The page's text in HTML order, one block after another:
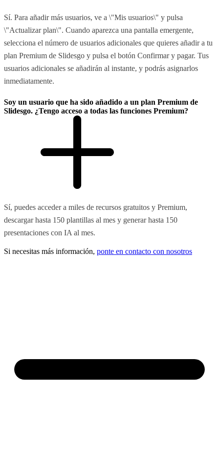
Sí. Para añadir más usuarios, ve a \"Mis usuarios\" y pulsa
\"Actualizar plan\". Cuando aparezca una pantalla emergente,
selecciona el número de usuarios adicionales que quieres añadir a tu
plan Premium de Slidesgo y pulsa el botón Confirmar y pagar. Tus
usuarios adicionales se añadirán al instante, y podrás asignarlos
inmediatamente.
Soy un usuario que ha sido añadido a un plan Premium de
Slidesgo. ¿Tengo acceso a todas las funciones Premium?
Sí, puedes acceder a miles de recursos gratuitos y Premium,
descargar hasta 150 plantillas al mes y generar hasta 150
presentaciones con IA al mes.
Si necesitas más información, ponte en contacto con nosotros